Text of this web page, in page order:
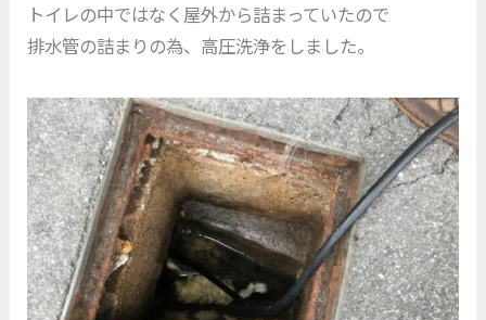
トイレの中ではなく屋外から詰まっていたので
排水管の詰まりの為、高圧洗浄をしました。